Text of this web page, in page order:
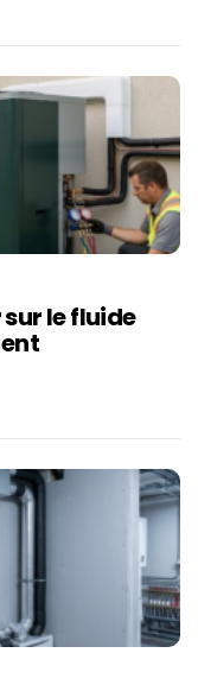
le fluide